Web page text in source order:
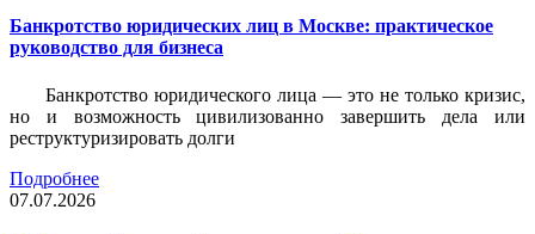
Банкротство юридических лиц в Москве: практическое
руководство для бизнеса
Банкротство юридического лица — это не только кризис,
но и возможность цивилизованно завершить дела или
реструктуризировать долги
Подробнее
07.07.2026